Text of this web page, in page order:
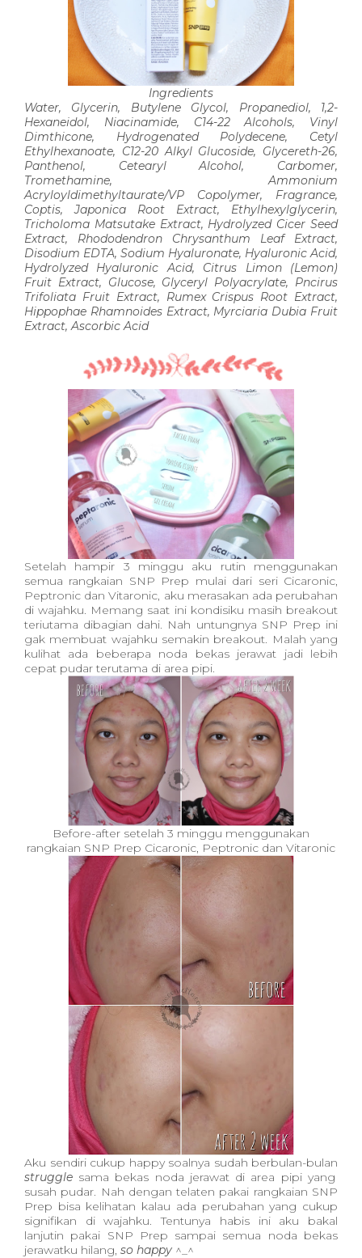
Ingredients
Water, Glycerin, Butylene Glycol, Propanediol, 1,2-
Hexaneidol, Niacinamide, C14-22 Alcohols, Vinyl
Dimthicone, Hydrogenated Polydecene, Cetyl
Ethylhexanoate, C12-20 Alkyl Glucoside, Glycereth-26,
Panthenol, Cetearyl Alcohol, Carbomer,
Tromethamine, Ammonium
Acryloyldimethyltaurate/VP Copolymer, Fragrance,
Coptis, Japonica Root Extract, Ethylhexylglycerin,
Tricholoma Matsutake Extract, Hydrolyzed Cicer Seed
Extract, Rhododendron Chrysanthum Leaf Extract,
Disodium EDTA, Sodium Hyaluronate, Hyaluronic Acid,
Hydrolyzed Hyaluronic Acid, Citrus Limon (Lemon)
Fruit Extract, Glucose, Glyceryl Polyacrylate, Pncirus
Trifoliata Fruit Extract, Rumex Crispus Root Extract,
Hippophae Rhamnoides Extract, Myrciaria Dubia Fruit
Extract, Ascorbic Acid
Setelah hampir 3 minggu aku rutin menggunakan
semua rangkaian SNP Prep mulai dari seri Cicaronic,
Peptronic dan Vitaronic, aku merasakan ada perubahan
di wajahku. Memang saat ini kondisiku masih breakout
teriutama dibagian dahi. Nah untungnya SNP Prep ini
gak membuat wajahku semakin breakout. Malah yang
kulihat ada beberapa noda bekas jerawat jadi lebih
cepat pudar terutama di area pipi.
Before-after setelah 3 minggu menggunakan
rangkaian SNP Prep Cicaronic, Peptronic dan Vitaronic
Aku sendiri cukup happy soalnya sudah berbulan-bulan
struggle sama bekas noda jerawat di area pipi yang
susah pudar. Nah dengan telaten pakai rangkaian SNP
Prep bisa kelihatan kalau ada perubahan yang cukup
signifikan di wajahku. Tentunya habis ini aku bakal
lanjutin pakai SNP Prep sampai semua noda bekas
jerawatku hilang, so happy ^_^